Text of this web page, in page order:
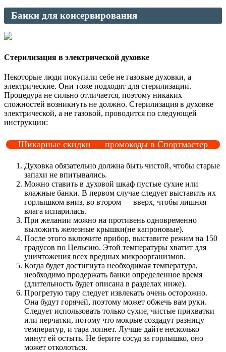
Банки для консервирования
Стерилизация в электрической духовке
Некоторые люди покупали себе не газовые духовки, а
электрические. Они тоже подходят для стерилизации.
Процедура не сильно отличается, поэтому никаких
сложностей возникнуть не должно. Стерилизация в духовке
электрической, а не газовой, проводится по следующей
инструкции:
Шикарные скидки — промокоды в Спортмастер
Духовка обязательно должна быть чистой, чтобы старые
запахи не впитывались.
Можно ставить в духовой шкаф пустые сухие или
влажные банки. В первом случае следует выставить их
горлышком вниз, во втором — вверх, чтобы лишняя
влага испарилась.
При желании можно на противень одновременно
выложить железные крышки(не капроновые).
После этого включите прибор, выставите режим на 150
градусов по Цельсию. Этой температуры хватит для
уничтожения всех вредных микроорганизмов.
Когда будет достигнута необходимая температура,
необходимо продержать банки определенное время
(длительность будет описана в разделах ниже).
Прогретую тару следует извлекать очень осторожно.
Она будут горячей, поэтому может обжечь вам руки.
Следует использовать только сухие, чистые прихватки
или перчатки, потому что мокрые создадут разницу
температур, и тара лопнет. Лучше дайте несколько
минут ей остыть. Не берите сосуд за горлышко, оно
может отколоться.